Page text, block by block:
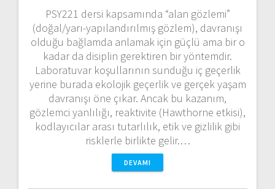
PSY221 dersi kapsamında “alan gözlemi”
(doğal/yarı-yapılandırılmış gözlem), davranışı
olduğu bağlamda anlamak için güçlü ama bir o
kadar da disiplin gerektiren bir yöntemdir.
Laboratuvar koşullarının sunduğu iç geçerlik
yerine burada ekolojik geçerlik ve gerçek yaşam
davranışı öne çıkar. Ancak bu kazanım,
gözlemci yanlılığı, reaktivite (Hawthorne etkisi),
kodlayıcılar arası tutarlılık, etik ve gizlilik gibi
risklerle birlikte gelir.…
DEVAMI